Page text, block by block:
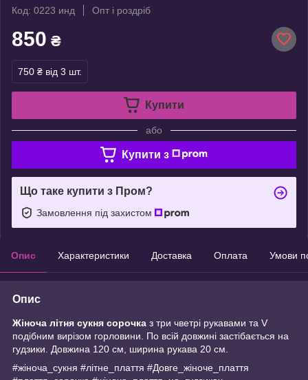
Код: 0223 инд
Опт і роздріб
850 ₴
750 ₴ від 3 шт.
Купити
або
Купити з
Що таке купити з Пром?
Замовлення під захистом
Опис Характеристики Доставка Оплата Умови
Опис
Жіноча літня сукня сорочка з три чветрі рукавами та V
подібним вирізом горловини. По всій довжині застібається на
гудзики. Довжина 120 см, ширина рукава 20 см.
#жіноча_сукня #літне_плаття #Довге_жіноче_плаття